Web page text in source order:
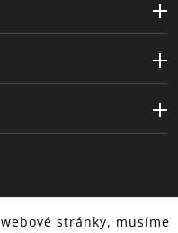
Produktdesign
| 22
stránky, musíme